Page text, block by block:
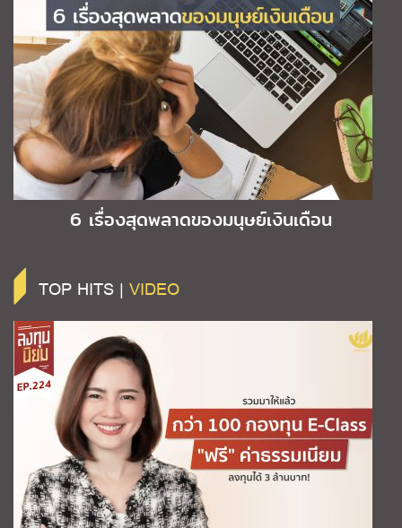
6 เรื่องสุดพลาดของมนุษย์เงินเดือน
TOP HITS | VIDEO